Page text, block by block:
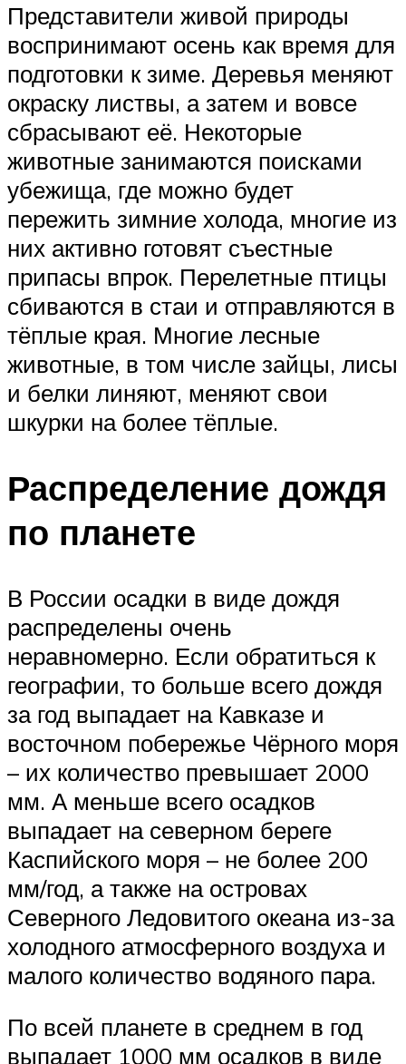
Представители живой природы
воспринимают осень как время для
подготовки к зиме. Деревья меняют
окраску листвы, а затем и вовсе
сбрасывают её. Некоторые
животные занимаются поисками
убежища, где можно будет
пережить зимние холода, многие из
них активно готовят съестные
припасы впрок. Перелетные птицы
сбиваются в стаи и отправляются в
тёплые края. Многие лесные
животные, в том числе зайцы, лисы
и белки линяют, меняют свои
шкурки на более тёплые.
Распределение дождя
по планете
В России осадки в виде дождя
распределены очень
неравномерно. Если обратиться к
географии, то больше всего дождя
за год выпадает на Кавказе и
восточном побережье Чёрного моря
– их количество превышает 2000
мм. А меньше всего осадков
выпадает на северном береге
Каспийского моря – не более 200
мм/год, а также на островах
Северного Ледовитого океана из-за
холодного атмосферного воздуха и
малого количество водяного пара.
По всей планете в среднем в год
выпадает 1000 мм осадков в виде